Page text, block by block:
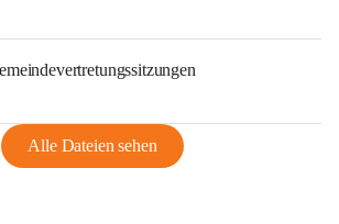
Alle Dateien sehen